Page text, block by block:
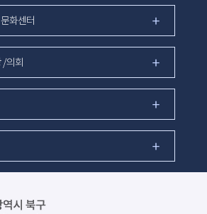
화센터
/의회